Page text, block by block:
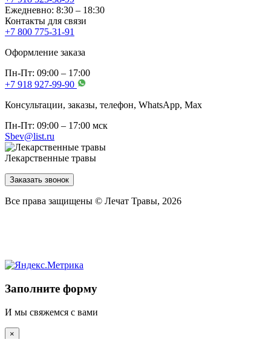
Ежедневно: 8:30 – 18:30
Контакты для связи
+7 800 775-31-91
Оформление заказа
Пн-Пт: 09:00 – 17:00
+7 918 927-99-90
Консультации, заказы, телефон, WhatsApp, Мах
Пн-Пт: 09:00 – 17:00 мск
Sbev@list.ru
Лекарственные травы
Заказать звонок
Все права защищены © Лечат Травы, 2026
Заполните форму
И мы свяжемся с вами
×